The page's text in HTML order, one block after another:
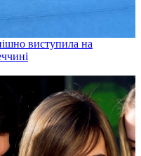
виступила на